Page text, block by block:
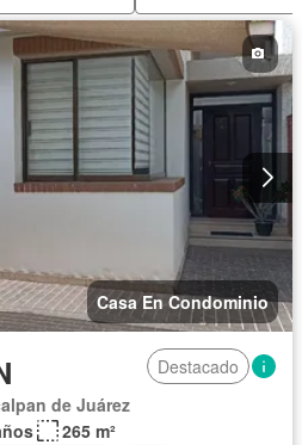
Casa En Condominio
Destacado
de Juárez
265 m²